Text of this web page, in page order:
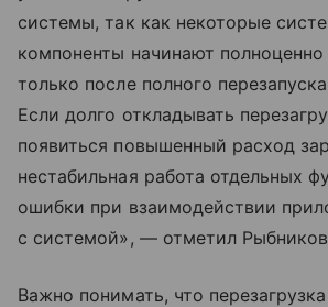
системы, так как некоторые
компоненты начинают полноценно
только после полного
Если долго откладывать
появиться повышенный расход
нестабильная работа отдельных
ошибки при взаимодействии
с системой», — отметил
Важно понимать, что